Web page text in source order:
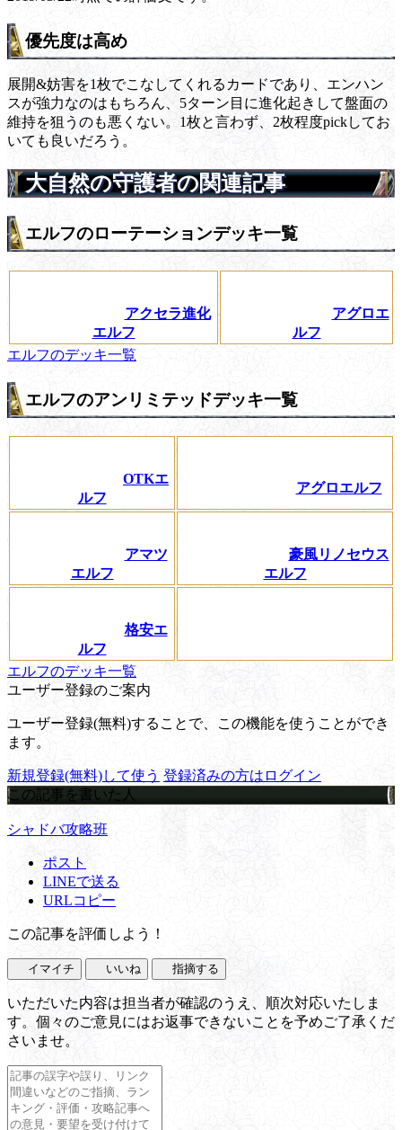
優先度は高め
展開&妨害を1枚でこなしてくれるカードであり、エンハン
スが強力なのはもちろん、5ターン目に進化起きして盤面の
維持を狙うのも悪くない。1枚と言わず、2枚程度pickしてお
いても良いだろう。
大自然の守護者の関連記事
エルフのローテーションデッキ一覧
アクセラ進化
エルフ
アグロエ
ルフ
エルフのデッキ一覧
エルフのアンリミテッドデッキ一覧
OTKエ
ルフ
アグロエルフ
アマツ
エルフ
豪風リノセウス
エルフ
格安エ
ルフ
エルフのデッキ一覧
ユーザー登録のご案内
ユーザー登録(無料)することで、この機能を使うことができ
ます。
新規登録(無料)して使う 登録済みの方はログイン
この記事を書いた人
シャドバ攻略班
ポスト
LINEで送る
URLコピー
この記事を評価しよう！
イマイチ いいね 指摘する
いただいた内容は担当者が確認のうえ、順次対応いたしま
す。個々のご意見にはお返事できないことを予めご了承くだ
さいませ。